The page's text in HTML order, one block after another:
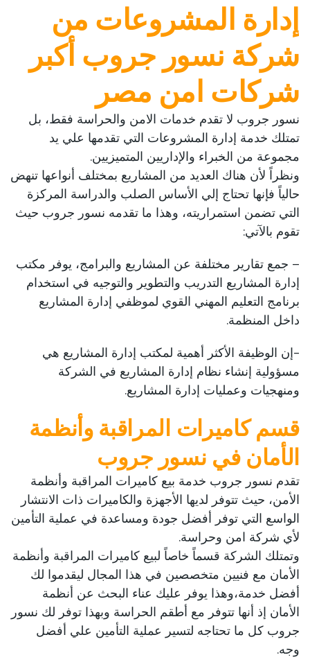
إدارة المشروعات من
شركة نسور جروب أكبر
شركات امن مصر
نسور جروب لا تقدم خدمات الامن والحراسة فقط، بل
تمتلك خدمة إدارة المشروعات التي تقدمها علي يد
مجموعة من الخبراء والإداريين المتميزيين.
ونظراً لأن هناك العديد من المشاريع بمختلف أنواعها تنهض
حالياً فإنها تحتاج إلي الأساس الصلب والدراسة المركزة
التي تضمن استمراريته، وهذا ما تقدمه نسور جروب حيث
تقوم بالآتي:
– جمع تقارير مختلفة عن المشاريع والبرامج، يوفر مكتب
إدارة المشاريع التدريب والتطوير والتوجيه في استخدام
برنامج التعليم المهني القوي لموظفي إدارة المشاريع
داخل المنظمة.
-إن الوظيفة الأكثر أهمية لمكتب إدارة المشاريع هي
مسؤولية إنشاء نظام إدارة المشاريع في الشركة
ومنهجيات وعمليات إدارة المشاريع.
قسم كاميرات المراقبة وأنظمة
الأمان في نسور جروب
تقدم نسور جروب خدمة بيع كاميرات المراقبة وأنظمة
الأمن، حيث تتوفر لديها الأجهزة والكاميرات ذات الانتشار
الواسع التي توفر أفضل جودة ومساعدة في عملية التأمين
لأي شركة امن وحراسة.
وتمتلك الشركة قسماً خاصاً لبيع كاميرات المراقبة وأنظمة
الأمان مع فنيين متخصصين في هذا المجال ليقدموا لك
أفضل خدمة،وهذا يوفر عليك عناء البحث عن أنظمة
الأمان إذ أنها تتوفر مع أطقم الحراسة وبهذا توفر لك نسور
جروب كل ما تحتاجه لتسير عملية التأمين علي أفضل
وجه.